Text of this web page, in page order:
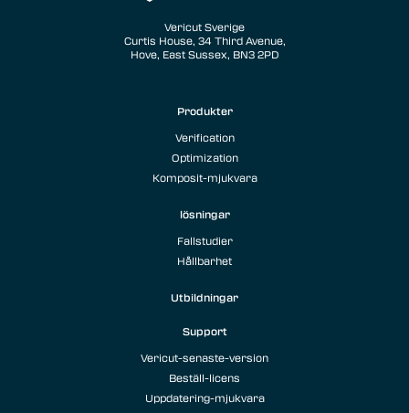
Vericut Sverige
Curtis House, 34 Third Avenue,
Hove, East Sussex, BN3 2PD
Produkter
Verification
Optimization
Komposit-mjukvara
lösningar
Fallstudier
Hållbarhet
Utbildningar
Support
Vericut-senaste-version
Beställ-licens
Uppdatering-mjukvara